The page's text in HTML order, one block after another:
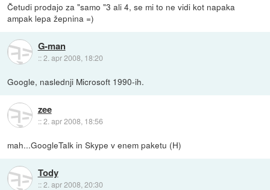
Četudi prodajo za "samo "3 ali 4, se mi to ne vidi kot napaka
ampak lepa žepnina =)
G-man
::2. apr 2008, 18:20
Google, naslednji Microsoft 1990-ih.
zee
::2. apr 2008, 18:56
mah...GoogleTalk in Skype v enem paketu (H)
Tody
::2. apr 2008, 20:30